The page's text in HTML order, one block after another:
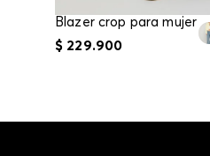
Blazer crop para mujer
$ 229.900